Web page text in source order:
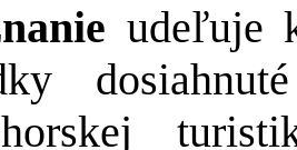
udeľuje